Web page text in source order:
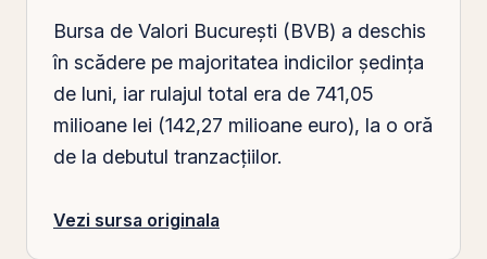
Bursa de Valori Bucureşti (BVB) a deschis
în scădere pe majoritatea indicilor şedinţa
de luni, iar rulajul total era de 741,05
milioane lei (142,27 milioane euro), la o oră
de la debutul tranzacţiilor.
Vezi sursa originala